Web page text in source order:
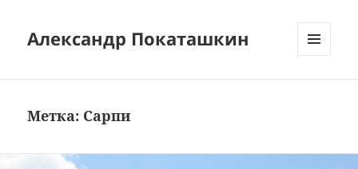
Александр Покаташкин
Метка: Сарпи